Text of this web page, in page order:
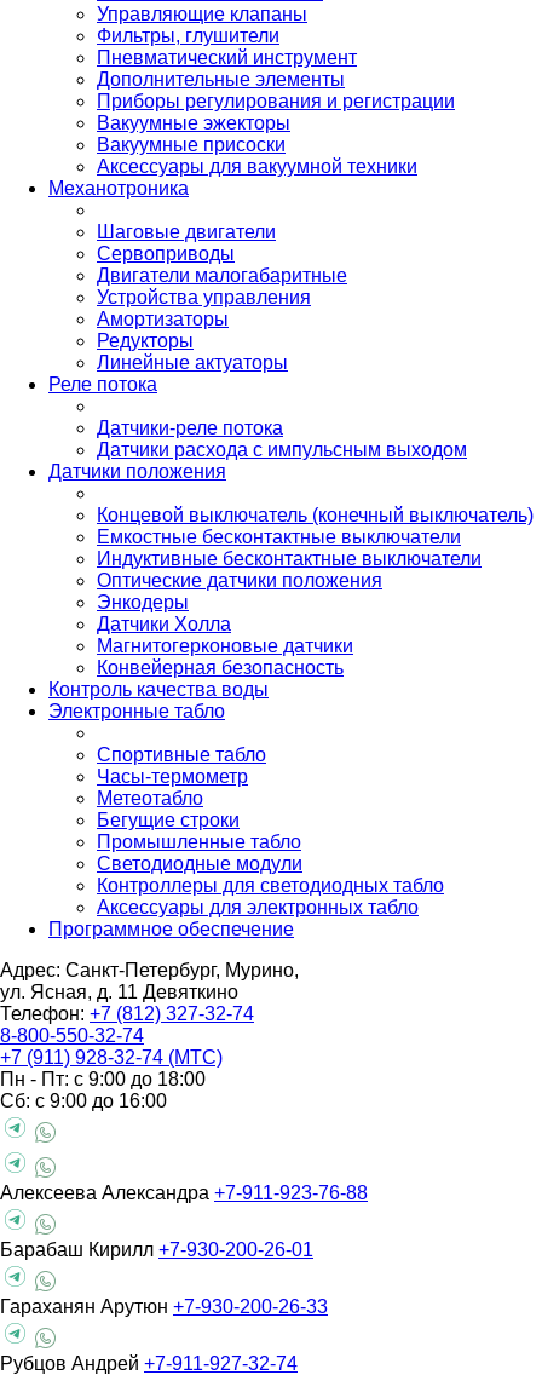
Управляющие клапаны
Фильтры, глушители
Пневматический инструмент
Дополнительные элементы
Приборы регулирования и регистрации
Вакуумные эжекторы
Вакуумные присоски
Аксессуары для вакуумной техники
Механотроника
Шаговые двигатели
Сервоприводы
Двигатели малогабаритные
Устройства управления
Амортизаторы
Редукторы
Линейные актуаторы
Реле потока
Датчики-реле потока
Датчики расхода с импульсным выходом
Датчики положения
Концевой выключатель (конечный выключатель)
Емкостные бесконтактные выключатели
Индуктивные бесконтактные выключатели
Оптические датчики положения
Энкодеры
Датчики Холла
Магнитогерконовые датчики
Конвейерная безопасность
Контроль качества воды
Электронные табло
Спортивные табло
Часы-термометр
Метеотабло
Бегущие строки
Промышленные табло
Светодиодные модули
Контроллеры для светодиодных табло
Аксессуары для электронных табло
Программное обеспечение
Адрес: Санкт-Петербург, Мурино,
ул. Ясная, д. 11 Девяткино
Телефон: +7 (812) 327-32-74
8-800-550-32-74
+7 (911) 928-32-74 (МТС)
Пн - Пт: с 9:00 до 18:00
Сб: с 9:00 до 16:00
Алексеева Александра +7-911-923-76-88
Барабаш Кирилл +7-930-200-26-01
Гараханян Арутюн +7-930-200-26-33
Рубцов Андрей +7-911-927-32-74